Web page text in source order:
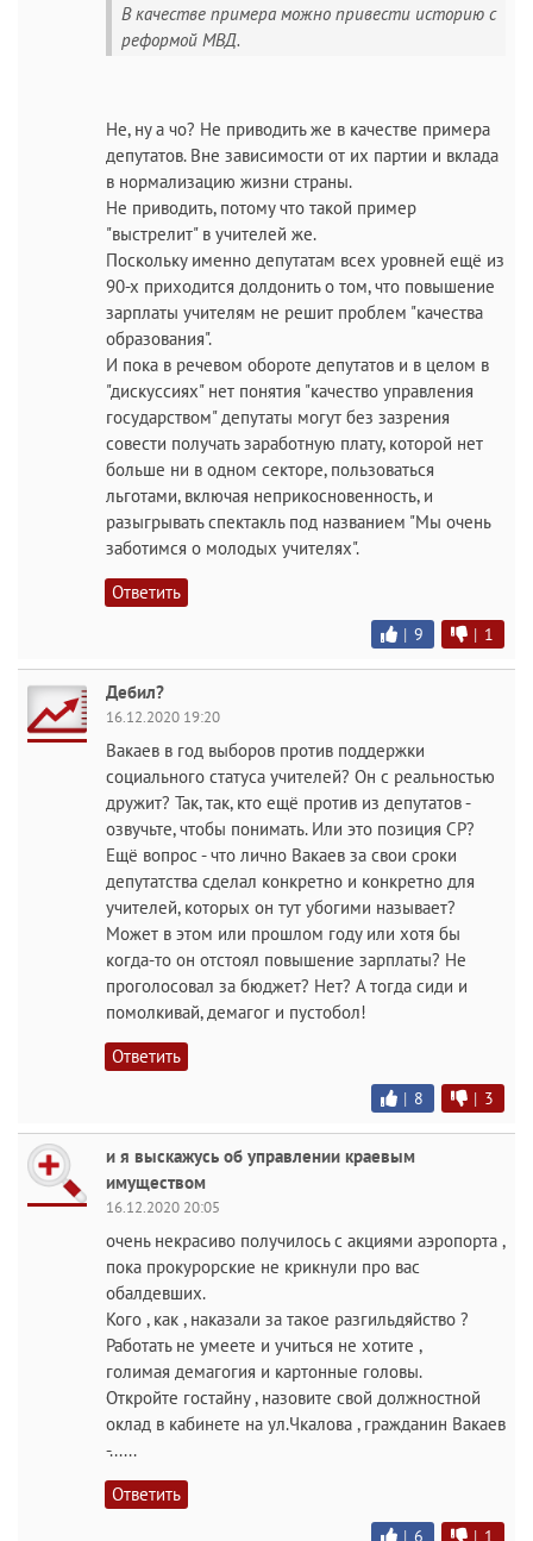
В качестве примера можно привести историю с
реформой МВД.
Не, ну а чо? Не приводить же в качестве примера
депутатов. Вне зависимости от их партии и вклада
в нормализацию жизни страны.
Не приводить, потому что такой пример
"выстрелит" в учителей же.
Поскольку именно депутатам всех уровней ещё из
90-х приходится долдонить о том, что повышение
зарплаты учителям не решит проблем "качества
образования".
И пока в речевом обороте депутатов и в целом в
"дискуссиях" нет понятия "качество управления
государством" депутаты могут без зазрения
совести получать заработную плату, которой нет
больше ни в одном секторе, пользоваться
льготами, включая неприкосновенность, и
разыгрывать спектакль под названием "Мы очень
заботимся о молодых учителях".
Ответить
| 9 | 1
Дебил?
16.12.2020 19:20
Вакаев в год выборов против поддержки
социального статуса учителей? Он с реальностью
дружит? Так, так, кто ещё против из депутатов -
озвучьте, чтобы понимать. Или это позиция СР?
Ещё вопрос - что лично Вакаев за свои сроки
депутатства сделал конкретно и конкретно для
учителей, которых он тут убогими называет?
Может в этом или прошлом году или хотя бы
когда-то он отстоял повышение зарплаты? Не
проголосовал за бюджет? Нет? А тогда сиди и
помолкивай, демагог и пустобол!
Ответить
| 8 | 3
и я выскажусь об управлении краевым
имуществом
16.12.2020 20:05
очень некрасиво получилось с акциями аэропорта ,
пока прокурорские не крикнули про вас
обалдевших.
Кого , как , наказали за такое разгильдяйство ?
Работать не умеете и учиться не хотите ,
голимая демагогия и картонные головы.
Откройте гостайну , назовите свой должностной
оклад в кабинете на ул.Чкалова , гражданин Вакаев
-......
Ответить
| 6 | 1